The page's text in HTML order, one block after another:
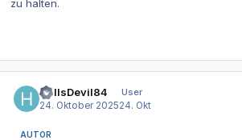
zu halten.
HellsDevil84
User
24. Oktober 202524. Okt
AUTOR